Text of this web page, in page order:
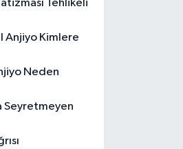
Tehlikeli
Anjiyo Kimlere
Neden
Seyretmeyen